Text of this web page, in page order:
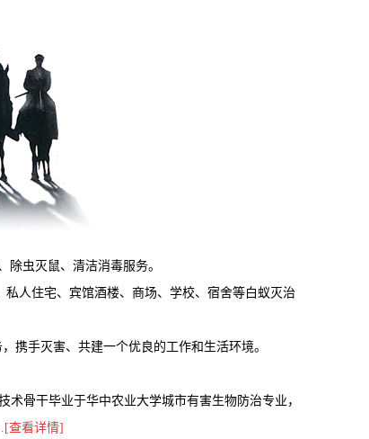
虫灭鼠、清洁消毒服务。
人住宅、宾馆酒楼、商场、学校、宿舍等白蚁灭治
携手灭害、共建一个优良的工作和生活环境。
骨干毕业于华中农业大学城市有害生物防治专业，
查看详情]